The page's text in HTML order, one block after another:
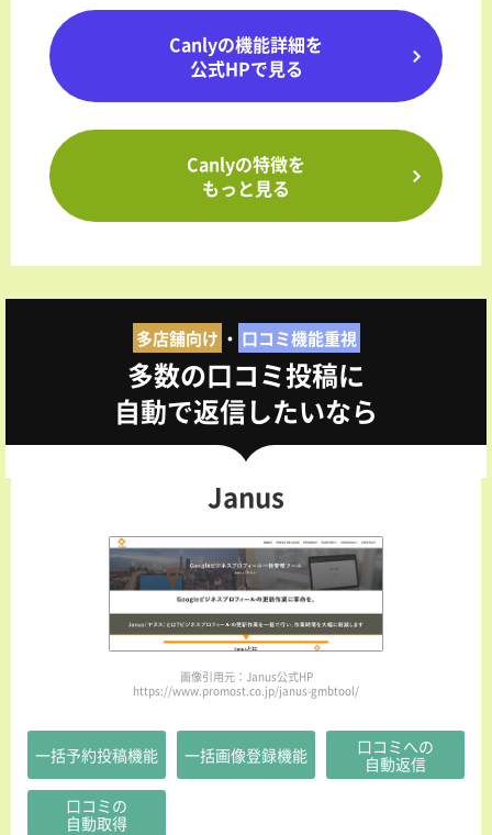
Canlyの機能詳細を
公式HPで見る
Canlyの特徴を
もっと見る
多店舗向け ・ 口コミ機能重視
多数の口コミ投稿に
自動で返信したいなら
Janus
画像引用元：Janus公式HP
https://www.promost.co.jp/janus-gmbtool/
一括予約投稿機能 一括画像登録機能
口コミへの
自動返信
口コミの
自動取得